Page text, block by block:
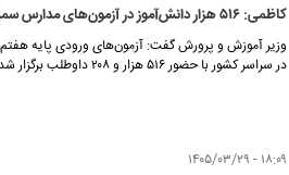
کاظمی: ۵۱۶ هزار دانش‌آموز در آزمون‌های مدارس سمپاد و نمونه دولتی شرکت کردند
وزیر آموزش و پرورش گفت: آزمون‌های ورودی پایه
در سراسر کشور با حضور ۵۱۶ هزار و ۲۰۸ داوطلب برگزار شد.
۱۸:۰۹ - ۱۴۰۵/۰۳/۲۹